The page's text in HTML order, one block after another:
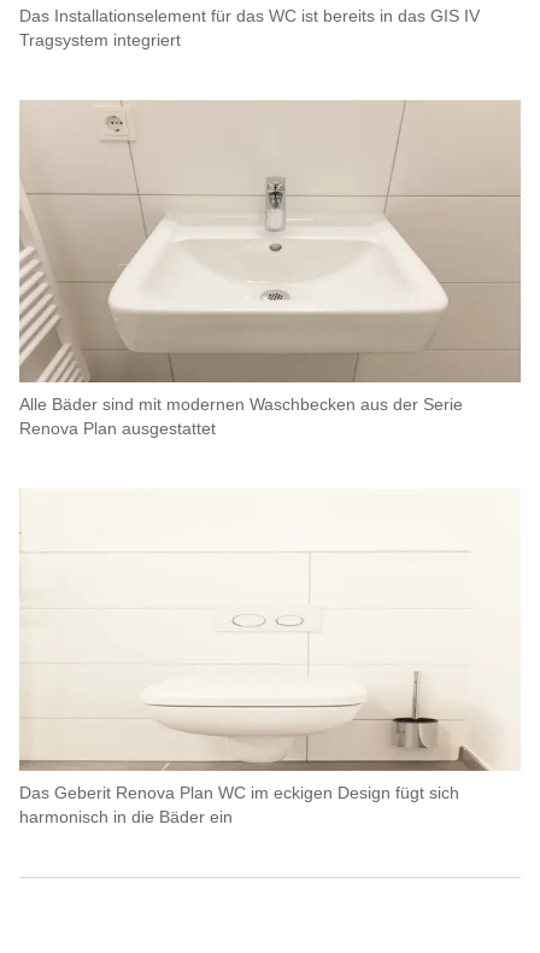
Das Installationselement für das WC ist bereits in das GIS IV
Tragsystem integriert
Alle Bäder sind mit modernen Waschbecken aus der Serie
Renova Plan ausgestattet
Das Geberit Renova Plan WC im eckigen Design fügt sich
harmonisch in die Bäder ein